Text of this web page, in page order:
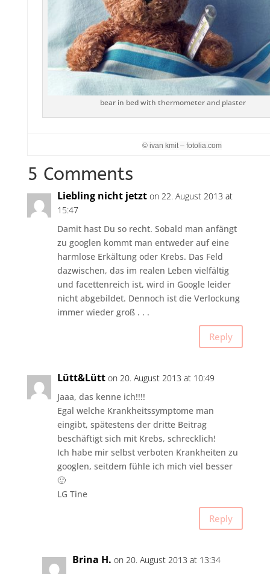
bear in bed with thermometer and plaster
© ivan kmit – fotolia.com
5 Comments
Liebling nicht jetzt on 22. August 2013 at
15:47
Damit hast Du so recht. Sobald man anfängt
zu googlen kommt man entweder auf eine
harmlose Erkältung oder Krebs. Das Feld
dazwischen, das im realen Leben vielfältig
und facettenreich ist, wird in Google leider
nicht abgebildet. Dennoch ist die Verlockung
immer wieder groß . . .
Reply
Lütt&Lütt on 20. August 2013 at 10:49
Jaaa, das kenne ich!!!!
Egal welche Krankheitssymptome man
eingibt, spätestens der dritte Beitrag
beschäftigt sich mit Krebs, schrecklich!
Ich habe mir selbst verboten Krankheiten zu
googlen, seitdem fühle ich mich viel besser
🙂
LG Tine
Reply
Brina H. on 20. August 2013 at 13:34